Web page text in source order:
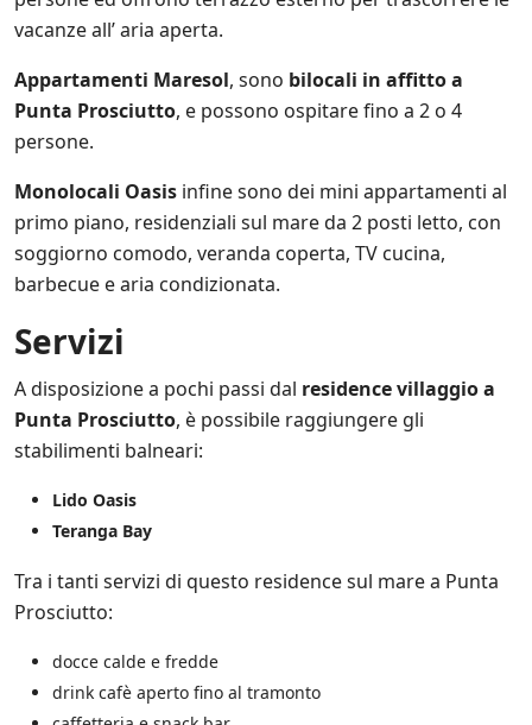
s
u
l
e
p
r
m
o
z
i
o
i
s
o
n
a
c
e
vacanze all’ aria aperta.
Appartamenti Maresol, sono bilocali in affitto a
Punta Prosciutto, e possono ospitare fino a 2 o 4
persone.
Monolocali Oasis infine sono dei mini appartamenti al
primo piano, residenziali sul mare da 2 posti letto, con
soggiorno comodo, veranda coperta, TV cucina,
barbecue e aria condizionata.
Servizi
A disposizione a pochi passi dal residence villaggio a
Punta Prosciutto, è possibile raggiungere gli
stabilimenti balneari:
Lido Oasis
Teranga Bay
Tra i tanti servizi di questo residence sul mare a Punta
Prosciutto:
docce calde e fredde
drink cafè aperto fino al tramonto